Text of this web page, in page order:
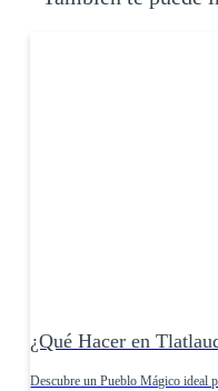
¿Qué Hacer en
Descubre un Pueblo Mágico ideal